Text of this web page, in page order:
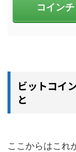
コイン
ビットコイ
と
ここからはこれ